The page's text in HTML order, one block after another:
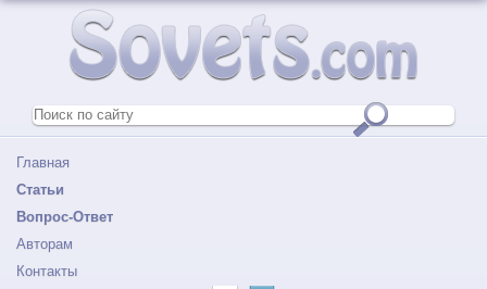
Главная
Статьи
Вопрос-Ответ
Авторам
Контакты